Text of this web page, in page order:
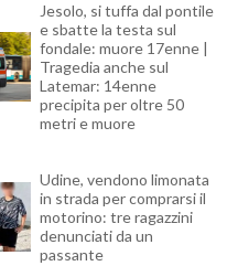
Jesolo, si tuffa dal pontile
e sbatte la testa sul
fondale: muore 17enne |
Tragedia anche sul
Latemar: 14enne
precipita per oltre 50
metri e muore
Udine, vendono limonata
in strada per comprarsi il
motorino: tre ragazzini
denunciati da un
passante